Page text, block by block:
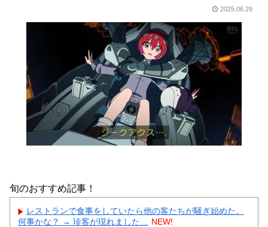
2025.06.29
旬のおすすめ記事！
レストランで食事をしていたら他の客たちが騒ぎ始めた。
何事かな？ → 珍客が現れました…
NEW!